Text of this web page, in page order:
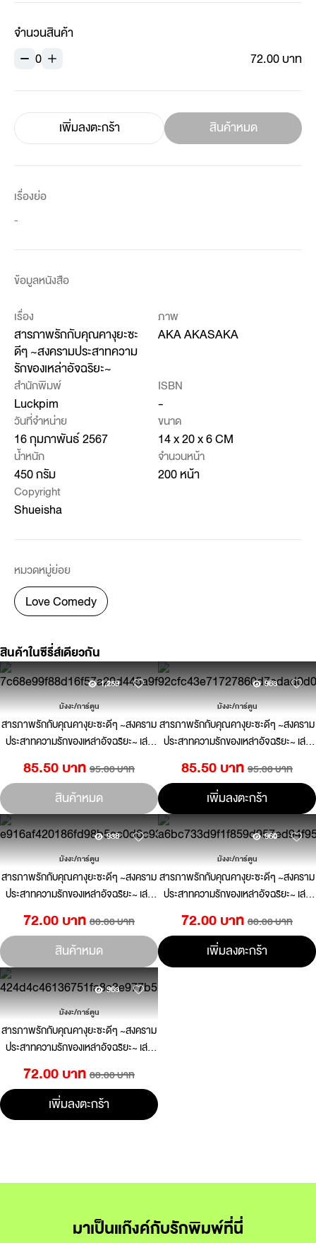
จำนวนสินค้า
0
72.00 บาท
เพิ่มลงตะกร้า สินค้าหมด
เรื่องย่อ
-
ข้อมูลหนังสือ
เรื่อง
สารภาพรักกับคุณคางุยะซะ
ดีๆ ~สงครามประสาทความ
รักของเหล่าอัจฉริยะ~
ภาพ
AKA AKASAKA
สำนักพิมพ์
Luckpim
ISBN
-
วันที่จำหน่าย
16 กุมภาพันธ์ 2567
ขนาด
14 x 20 x 6 CM
น้ำหนัก
450 กรัม
จำนวนหน้า
200 หน้า
Copyright
Shueisha
หมวดหมู่ย่อย
Love Comedy
สินค้าในซีรี่ส์เดียวกัน
1,259
มังงะ/การ์ตูน
สารภาพรักกับคุณคางุยะซะดีๆ ~สงคราม
ประสาทความรักของเหล่าอัจฉริยะ~ เล่ม
85.50 บาท 95.00 บาท
สินค้าหมด
983
มังงะ/การ์ตูน
สารภาพรักกับคุณคางุยะซะดีๆ ~สงคราม
ประสาทความรักของเหล่าอัจฉริยะ~ เล่ม
85.50 บาท 95.00 บาท
เพิ่มลงตะกร้า
938
มังงะ/การ์ตูน
สารภาพรักกับคุณคางุยะซะดีๆ ~สงคราม
ประสาทความรักของเหล่าอัจฉริยะ~ เล่ม
72.00 บาท 80.00 บาท
สินค้าหมด
960
มังงะ/การ์ตูน
สารภาพรักกับคุณคางุยะซะดีๆ ~สงคราม
ประสาทความรักของเหล่าอัจฉริยะ~ เล่ม
72.00 บาท 80.00 บาท
เพิ่มลงตะกร้า
963
มังงะ/การ์ตูน
สารภาพรักกับคุณคางุยะซะดีๆ ~สงคราม
ประสาทความรักของเหล่าอัจฉริยะ~ เล่ม
72.00 บาท 80.00 บาท
เพิ่มลงตะกร้า
มาเป็นแก๊งค์กับรักพิมพ์ที่นี่